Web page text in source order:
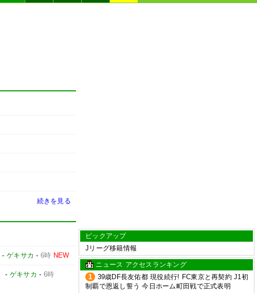
続きを見る
- ゲキサカ - 6時 NEW
- ゲキサカ - 6時
ピックアップ
Jリーグ移籍情報
ニュース アクセスランキング
1
39歳DF長友佑都 現役続行! FC東京と再契約 J1初
制覇で恩返し誓う 今日ホーム町田戦で正式表明